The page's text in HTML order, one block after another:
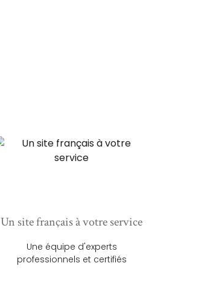
Un site français à votre service
Une équipe d'experts
professionnels et certifiés